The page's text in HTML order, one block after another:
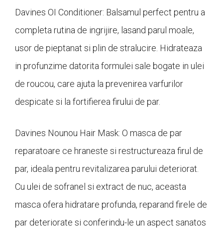
Davines OI Conditioner: Balsamul perfect pentru a
completa rutina de ingrijire, lasand parul moale,
usor de pieptanat si plin de stralucire. Hidrateaza
in profunzime datorita formulei sale bogate in ulei
de roucou, care ajuta la prevenirea varfurilor
despicate si la fortifierea firului de par.
Davines Nounou Hair Mask: O masca de par
reparatoare ce hraneste si restructureaza firul de
par, ideala pentru revitalizarea parului deteriorat.
Cu ulei de sofranel si extract de nuc, aceasta
masca ofera hidratare profunda, reparand firele de
par deteriorate si conferindu-le un aspect sanatos